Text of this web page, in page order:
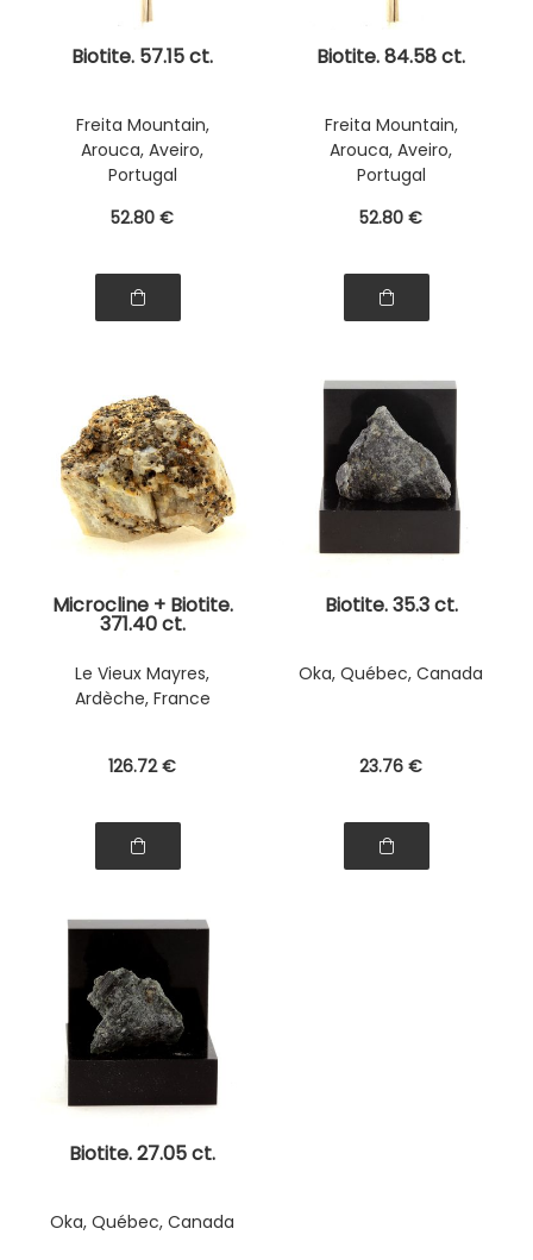
Biotite. 57.15 ct.
Freita Mountain,
Arouca, Aveiro,
Portugal
52.80 €
Biotite. 84.58 ct.
Freita Mountain,
Arouca, Aveiro,
Portugal
52.80 €
Microcline + Biotite.
371.40 ct.
Le Vieux Mayres,
Ardèche, France
126.72 €
Biotite. 35.3 ct.
Oka, Québec, Canada
23.76 €
Biotite. 27.05 ct.
Oka, Québec, Canada